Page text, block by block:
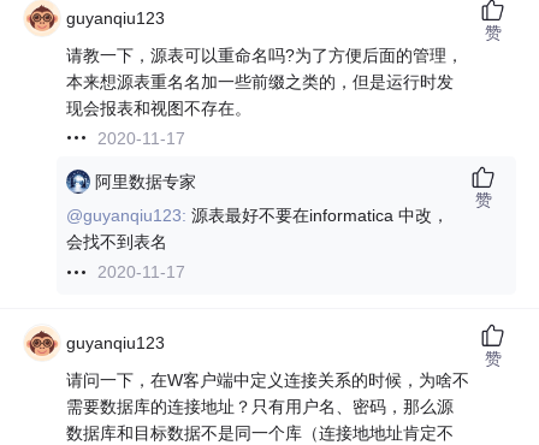
guyanqiu123
请教一下，源表可以重命名吗?为了方便后面的管理，
本来想源表重名名加一些前缀之类的，但是运行时发
现会报表和视图不存在。
2020-11-17
赞
阿里数据专家
@guyanqiu123:源表最好不要在informatica 中改，
会找不到表名
2020-11-17
赞
guyanqiu123
请问一下，在W客户端中定义连接关系的时候，为啥不
需要数据库的连接地址？只有用户名、密码，那么源
数据库和目标数据不是同一个库（连接地地址肯定不
赞